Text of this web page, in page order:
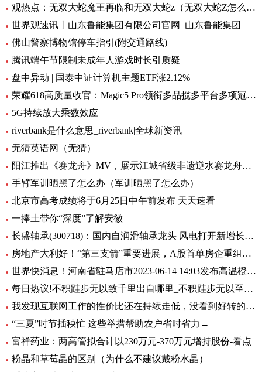
观热点：无双大蛇魔王再临和无双大蛇z（无双大蛇Z怎么开启蛇魔再临）
世界观速讯丨山东鲁能集团有限公司官网_山东鲁能集团
佛山警察博物馆停车指引(附交通路线)
腾讯端午节限制未成年人游戏时长引质疑
盘中异动 | 国泰中证计算机主题ETF涨2.12%
荣耀618高质量收官：Magic5 Pro领衔多品揽多平台多项冠军|天天快资讯
5G持续放大乘数效应
riverbank是什么意思_riverbank|全球新资讯
无猜英语网（无猜）
阳江推出《赛龙舟》MV，展示江城省级非遗逆水赛龙舟的独特魅力
手臂军训晒黑了怎么办（军训晒黑了怎么办）
北京市高考成绩将于6月25日中午前发布 天天速看
一捧土带你“深度”了解安徽
长盛轴承(300718)：国内自润滑轴承龙头 风电打开新增长曲线
房地产大利好！“第三支箭”重要进展，A股首单房企重组项目注册生效
世界快消息！河南省驻马店市2023-06-14 14:03发布高温橙色预警
每日热议!不积跬步无以致千里出自哪里_不积跬步无以至千里出自哪里
我发现互联网工作的性价比还在持续走低，没看到好转的迹象
“三夏”时节插秧忙 这些举措帮助农户省时省力→
富祥药业：两高管拟合计以230万元-370万元增持股份-看点
粉晶和草莓晶的区别（为什么不建议戴粉水晶）